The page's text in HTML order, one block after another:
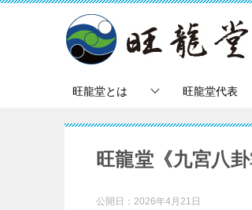
旺龍堂とは 旺龍堂代表
旺龍堂《九宮八
公開日： 2026年4月21日